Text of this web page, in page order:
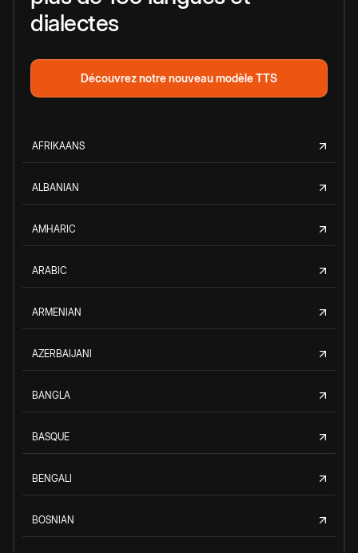
dialectes
Découvrez notre nouveau modèle TTS
AFRIKAANS
ALBANIAN
AMHARIC
ARABIC
ARMENIAN
AZERBAIJANI
BANGLA
BASQUE
BENGALI
BOSNIAN